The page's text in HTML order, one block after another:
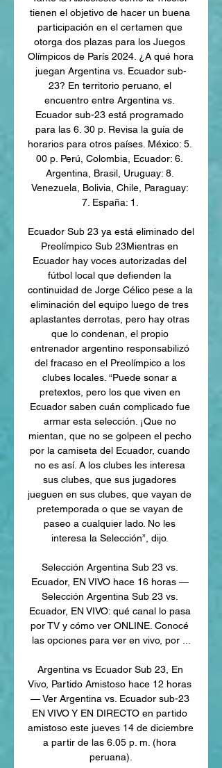
tienen el objetivo de hacer un buena
participación en el certamen que
otorga dos plazas para los Juegos
Olímpicos de París 2024. ¿A qué hora
juegan Argentina vs. Ecuador sub-
23? En territorio peruano, el
encuentro entre Argentina vs.
Ecuador sub-23 está programado
para las 6. 30 p. Revisa la guía de
horarios para otros países. México: 5.
00 p. Perú, Colombia, Ecuador: 6.
Argentina, Brasil, Uruguay: 8.
Venezuela, Bolivia, Chile, Paraguay:
7. España: 1.
Ecuador Sub 23 ya está eliminado del
Preolímpico Sub 23Mientras en
Ecuador hay voces autorizadas del
fútbol local que defienden la
continuidad de Jorge Célico pese a la
eliminación del equipo luego de tres
aplastantes derrotas, pero hay otras
que lo condenan, el propio
entrenador argentino responsabilizó
del fracaso en el Preolímpico a los
clubes locales. “Puede sonar a
pretextos, pero los que viven en
Ecuador saben cuán complicado fue
armar esta selección. ¡Que no
mientan, que no se golpeen el pecho
por la camiseta del Ecuador, cuando
no es así. A los clubes les interesa
sus clubes, que sus jugadores
jueguen en sus clubes, que vayan de
pretemporada o que se vayan de
paseo a cualquier lado. No les
interesa la Selección”, dijo.
Selección Argentina Sub 23 vs.
Ecuador, EN VIVO hace 16 horas —
Selección Argentina Sub 23 vs.
Ecuador, EN VIVO: qué canal lo pasa
por TV y cómo ver ONLINE. Conocé
las opciones para ver en vivo, por ...
Argentina vs Ecuador Sub 23, En
Vivo, Partido Amistoso hace 12 horas
— Ver Argentina vs. Ecuador sub-23
EN VIVO Y EN DIRECTO en partido
amistoso este jueves 14 de diciembre
a partir de las 6.05 p. m. (hora
peruana).